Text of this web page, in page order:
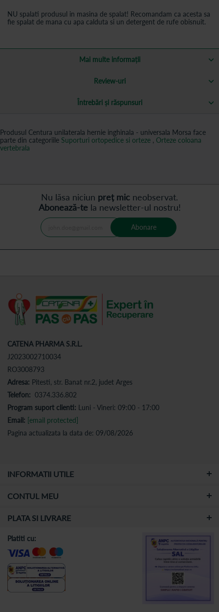
NU spalati produsul in masina de spalat! Recomandam ca acesta sa
fie spalat de mana cu apa calduta si un detergent de rufe obisnuit.
Mai multe informații
Review-uri
Întrebări și răspunsuri
Produsul Centura unilaterala hernie inghinala - universala Morsa face
parte din categoriile Suporturi ortopedice si orteze , Orteze coloana
vertebrala
Nu lăsa niciun preț mic neobservat.
Abonează-tela newsletter-ul nostru!
Abonare
CATENA PHARMA S.R.L.
J2023002710034
RO3008793
Adresa: Pitesti, str. Banat nr.2, judet Arges
Telefon: 0374.336.802
Program suport clienti: Luni - Vineri: 09:00 - 17:00
Email: [email protected]
Pagina actualizata la data de: 09/08/2026
INFORMATII UTILE
CONTUL MEU
PLATA SI LIVRARE
Platiti cu: